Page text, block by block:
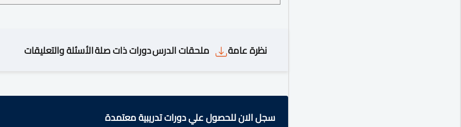
نظرة عامة ملحقات الدرسدورات ذات صلةالأسئلة والتعليقات
سجل الان للحصول علي دورات تدريبية معتمدة